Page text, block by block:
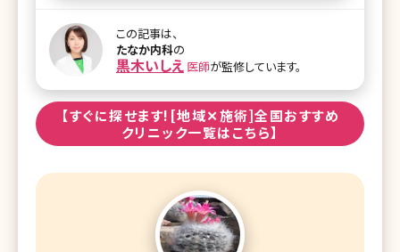
め、見た目年齢を下げることを目的としたアンチエイジングで
まず第一に取り掛かるのはたるみやシワ治療がおすすめで
す。そのたるみの原因も様々です。なぜたるみは引き起こされ
るのかについて、まずは解説していきます。 【監修医師からの
ワンポイント】たるみとは、加齢や生活習慣、外的刺激などが
原因で生じます。部位別の原因は皮膚・皮下脂肪・靭帯・スマ
ス筋腱膜と関係があります。原因をしっかりと検索し、かかり
つけ医と治療を考えていきましょう。治療も大切ですが、普段
から紫
この記事は、
たなか内科の
黒木いしえ 医師が監修しています。
【すぐに探せます![地域✕施術]全国おすすめ
クリニック一覧はこちら】